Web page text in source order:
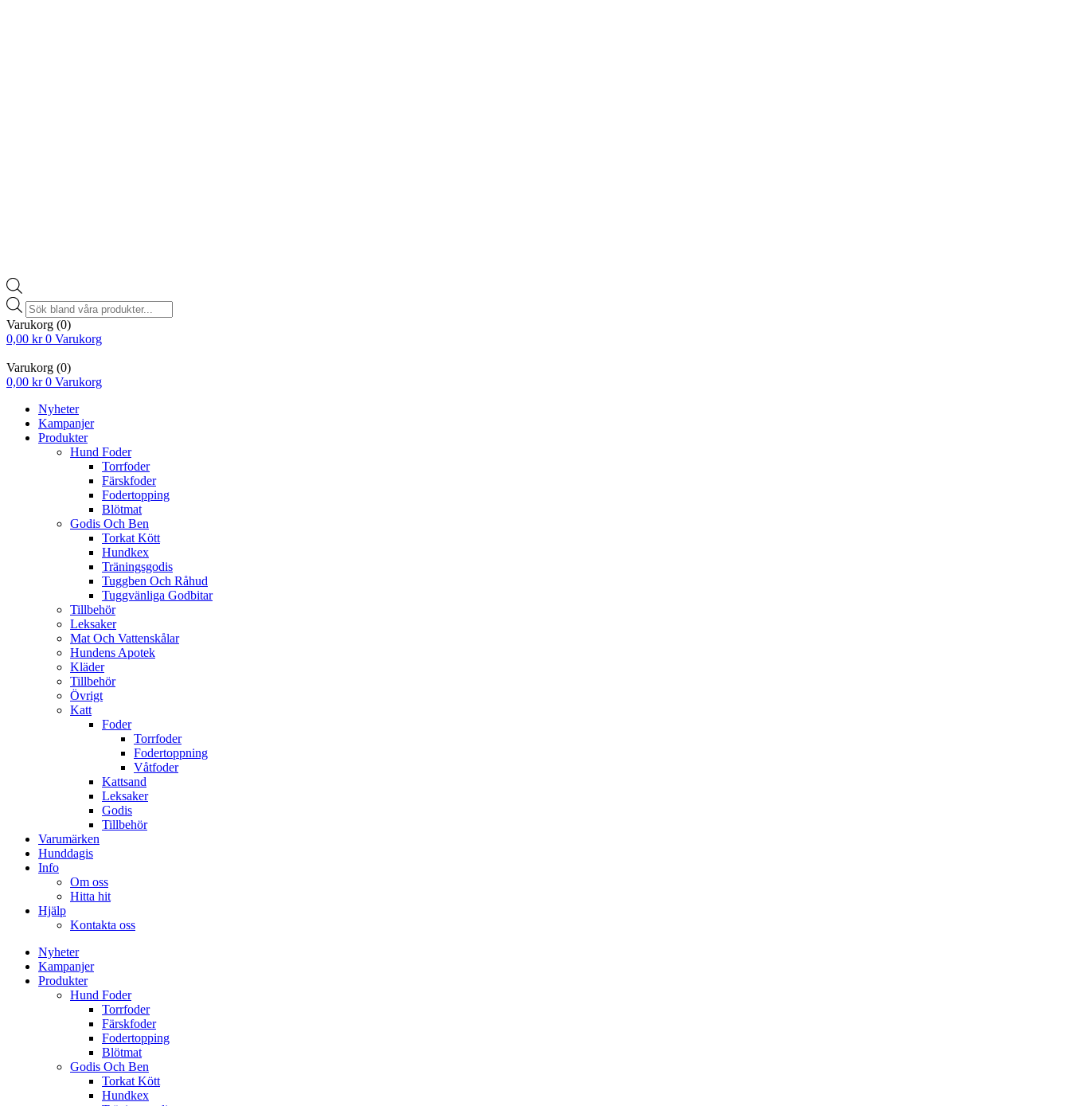
Products
search
Varukorg (0)
0,00 kr 0 Varukorg
Varukorg (0)
0,00 kr 0 Varukorg
Nyheter
Kampanjer
Produkter
Hund Foder
Torrfoder
Färskfoder
Fodertopping
Blötmat
Godis Och Ben
Torkat Kött
Hundkex
Träningsgodis
Tuggben Och Råhud
Tuggvänliga Godbitar
Tillbehör
Leksaker
Mat Och Vattenskålar
Hundens Apotek
Kläder
Tillbehör
Övrigt
Katt
Foder
Torrfoder
Fodertoppning
Våtfoder
Kattsand
Leksaker
Godis
Tillbehör
Varumärken
Hunddagis
Info
Om oss
Hitta hit
Hjälp
Kontakta oss
Nyheter
Kampanjer
Produkter
Hund Foder
Torrfoder
Färskfoder
Fodertopping
Blötmat
Godis Och Ben
Torkat Kött
Hundkex